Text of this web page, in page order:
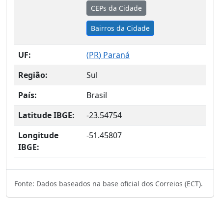
CEPs da Cidade
Bairros da Cidade
UF: (PR) Paraná
Região:
Sul
País:
Brasil
Latitude IBGE:
-23.54754
Longitude
IBGE:
-51.45807
Fonte: Dados baseados na base oficial dos Correios (ECT).